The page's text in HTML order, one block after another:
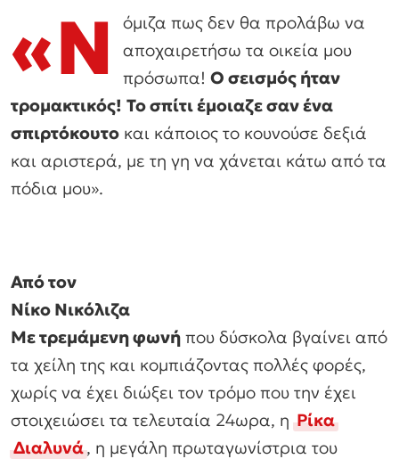
«Ν
όμιζα πως δεν θα προλάβω να
αποχαιρετήσω τα οικεία μου
πρόσωπα! O σεισμός ήταν
τρομακτικός! Το σπίτι έμοιαζε σαν ένα
σπιρτόκουτο και κάποιος το κουνούσε δεξιά
και αριστερά, με τη γη να χάνεται κάτω από τα
πόδια μου».
Από τον
Νίκο Νικόλιζα
Με τρεμάμενη φωνή που δύσκολα βγαίνει από
τα χείλη της και κομπιάζοντας πολλές φορές,
χωρίς να έχει διώξει τον τρόμο που την έχει
στοιχειώσει τα τελευταία 24ωρα, ηΡίκα
Διαλυνά, η μεγάλη πρωταγωνίστρια του